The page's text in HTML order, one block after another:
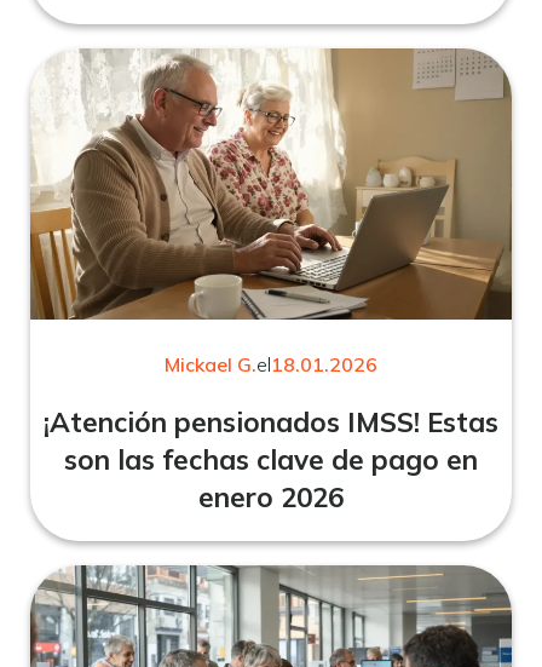
Mickael G.el18.01.2026
¡Atención pensionados IMSS! Estas
son las fechas clave de pago en
enero 2026